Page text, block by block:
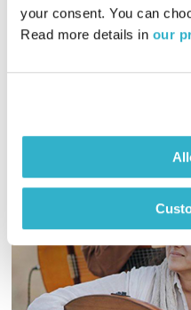
your consent. You can
Read more details in our